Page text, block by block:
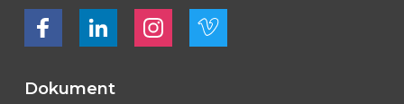
Bekijk ons op FacebookBekijk ons op LinkedInBekijk ons op LinkedInBekijk ons op Vimeo
Dokument